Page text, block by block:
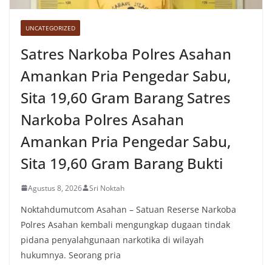
UNCATEGORIZED
Satres Narkoba Polres Asahan
Amankan Pria Pengedar Sabu,
Sita 19,60 Gram Barang Satres
Narkoba Polres Asahan
Amankan Pria Pengedar Sabu,
Sita 19,60 Gram Barang Bukti
Agustus 8, 2026 Sri Noktah
Noktahdumutcom Asahan – Satuan Reserse Narkoba
Polres Asahan kembali mengungkap dugaan tindak
pidana penyalahgunaan narkotika di wilayah
hukumnya. Seorang pria